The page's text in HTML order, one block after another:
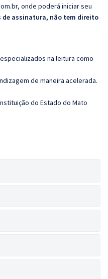
, onde poderá iniciar seu
de assinatura, não tem direito
na leitura como
de maneira acelerada.
do Estado do Mato